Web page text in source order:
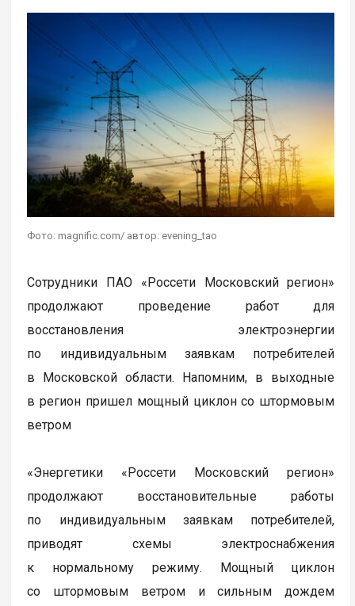
Фото: magnific.com/ автор: evening_tao
Сотрудники ПАО «Россети Московский регион»
продолжают проведение работ для
восстановления электроэнергии
по индивидуальным заявкам потребителей
в Московской области. Напомним, в выходные
в регион пришел мощный циклон со штормовым
ветром
«Энергетики «Россети Московский регион»
продолжают восстановительные работы
по индивидуальным заявкам потребителей,
приводят схемы электроснабжения
к нормальному режиму. Мощный циклон
со штормовым ветром и сильным дождем